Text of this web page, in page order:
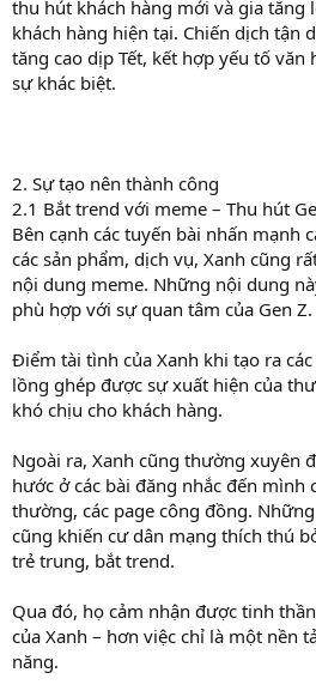
thu hút khách hàng mới và gia tăng
khách hàng hiện tại. Chiến dịch tận
tăng cao dịp Tết, kết hợp yếu tố văn
sự khác biệt.
2. Sự tạo nên thành công
2.1 Bắt trend với meme – Thu hút
Bên cạnh các tuyến bài nhấn mạnh
các sản phẩm, dịch vụ, Xanh cũng
nội dung meme. Những nội dung
phù hợp với sự quan tâm của Gen Z.
Điểm tài tình của Xanh khi tạo ra
lồng ghép được sự xuất hiện của
khó chịu cho khách hàng.
Ngoài ra, Xanh cũng thường xuyên
hước ở các bài đăng nhắc đến mình
thường, các page công đồng.
cũng khiến cư dân mạng thích thú
trẻ trung, bắt trend.
Qua đó, họ cảm nhận được tinh
của Xanh – hơn việc chỉ là một nền
năng.